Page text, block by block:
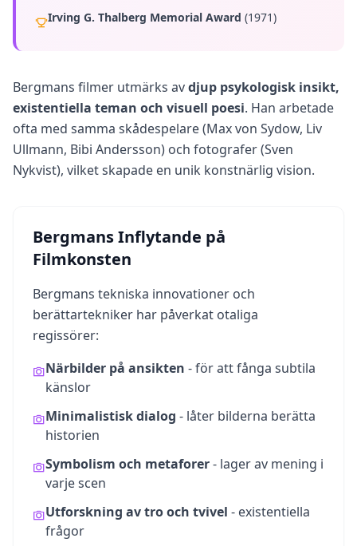
a
r
u
o
u
p
a
m
a
n
t
a
m
K
o
t
a
t
G
e
t
i
n
Irving G. Thalberg Memorial Award (1971)
Bergmans filmer utmärks avdjup psykologisk insikt,
existentiella teman och visuell poesi. Han arbetade
ofta med samma skådespelare (Max von Sydow, Liv
Ullmann, Bibi Andersson) och fotografer (Sven
Nykvist), vilket skapade en unik konstnärlig vision.
Bergmans Inflytande på
Filmkonsten
Bergmans tekniska innovationer och
berättartekniker har påverkat otaliga
regissörer:
Närbilder på ansikten - för att fånga subtila
känslor
Minimalistisk dialog - låter bilderna berätta
historien
Symbolism och metaforer- lager av mening i
varje scen
Utforskning av tro och tvivel - existentiella
frågor